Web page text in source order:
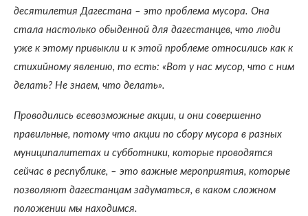
десятилетия Дагестана – это проблема мусора. Она
стала настолько обыденной для дагестанцев, что люди
уже к этому привыкли и к этой проблеме относились как к
стихийному явлению, то есть: «Вот у нас мусор, что с ним
делать? Не знаем, что делать».
Проводились всевозможные акции, и они совершенно
правильные, потому что акции по сбору мусора в разных
муниципалитетах и субботники, которые проводятся
сейчас в республике, – это важные мероприятия, которые
позволяют дагестанцам задуматься, в каком сложном
положении мы находимся.